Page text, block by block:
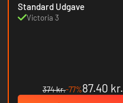
Standard Udgave
Victoria 3
374 kr.-77%87.40 kr.